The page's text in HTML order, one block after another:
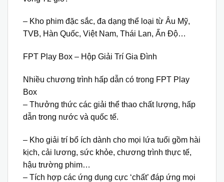
– Kho phim đặc sắc, đa dạng thể loại từ Âu Mỹ,
TVB, Hàn Quốc, Việt Nam, Thái Lan, Ấn Độ…
FPT Play Box – Hộp Giải Trí Gia Đình
Nhiều chương trình hấp dẫn có trong FPT Play
Box
– Thưởng thức các giải thể thao chất lượng, hấp
dẫn trong nước và quốc tế.
– Kho giải trí bổ ích dành cho mọi lứa tuổi gồm hài
kịch, cải lương, sức khỏe, chương trình thực tế,
hậu trường phim…
– Tích hợp các ứng dụng cực ‘chất’ đáp ứng mọi